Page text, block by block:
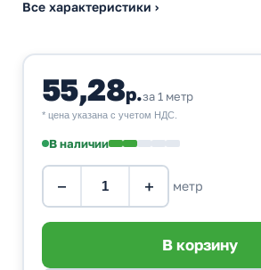
Все характеристики ›
55,28р.за 1 метр
* цена указана с учетом НДС.
В наличии
− + метр